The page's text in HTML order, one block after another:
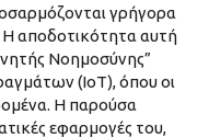
γρήγορα
Η αποδοτικότητα αυτή
Νοημοσύνης”
(IoT), όπου οι
Η παρούσα
εφαρμογές του,